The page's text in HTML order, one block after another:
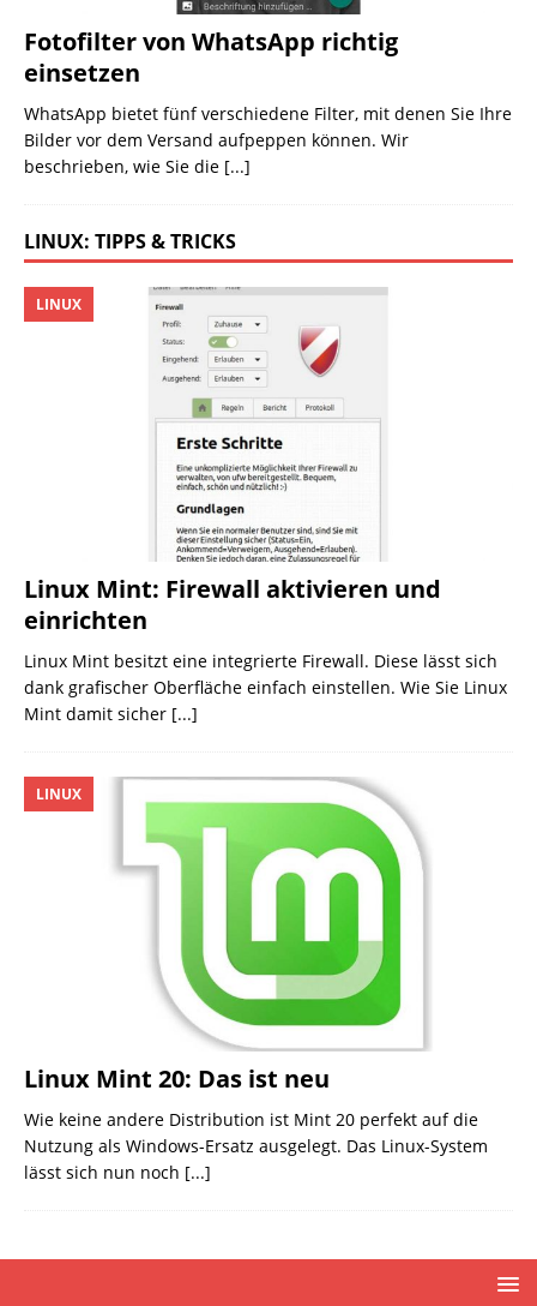
Fotofilter von WhatsApp richtig
einsetzen
WhatsApp bietet fünf verschiedene Filter, mit denen Sie Ihre
Bilder vor dem Versand aufpeppen können. Wir
beschrieben, wie Sie die [...]
LINUX: TIPPS & TRICKS
Linux Mint: Firewall aktivieren und
einrichten
LINUX
Linux Mint besitzt eine integrierte Firewall. Diese lässt sich
dank grafischer Oberfläche einfach einstellen. Wie Sie Linux
Mint damit sicher [...]
Linux Mint 20: Das ist neu
LINUX
Wie keine andere Distribution ist Mint 20 perfekt auf die
Nutzung als Windows-Ersatz ausgelegt. Das Linux-System
lässt sich nun noch [...]